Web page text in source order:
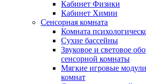
Кабинет Физики
Кабинет Химии
Сенсорная комната
Комната
Сухие бассейны
Звуковое и световое
сенсорной комнаты
Мягкие игровые
комнат